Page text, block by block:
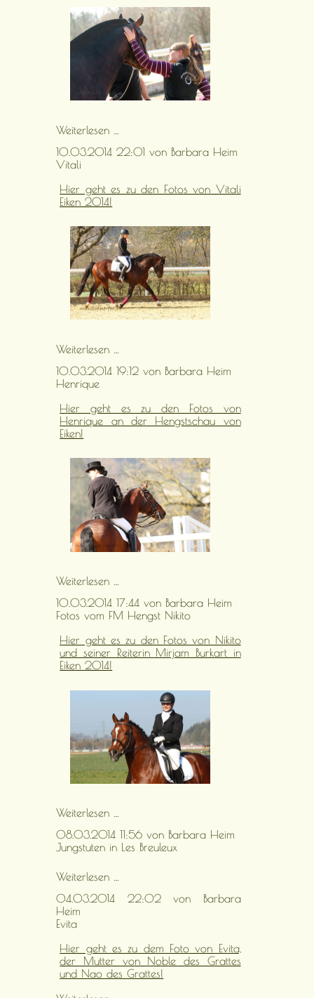
Weiterlesen …
10.03.2014 22:01 von Barbara Heim
Vitali
Hier geht es zu den Fotos von Vitali
Eiken 2014!
Weiterlesen …
10.03.2014 19:12 von Barbara Heim
Henrique
Hier geht es zu den Fotos von
Henrique an der Hengstschau von
Eiken!
Weiterlesen …
10.03.2014 17:44 von Barbara Heim
Fotos vom FM Hengst Nikito
Hier geht es zu den Fotos von Nikito
und seiner Reiterin Mirjam Burkart in
Eiken 2014!
Weiterlesen …
FM
Hengst
08.03.2014 11:56 von Barbara Heim
Jungstuten in Les Breuleux
Weiterlesen …
Les
04.03.2014 22:02von Barbara
Heim
Evita
Hier geht es zu dem Foto von Evita,
der Mutter von Noble des Grattes
und Nao des Grattes!